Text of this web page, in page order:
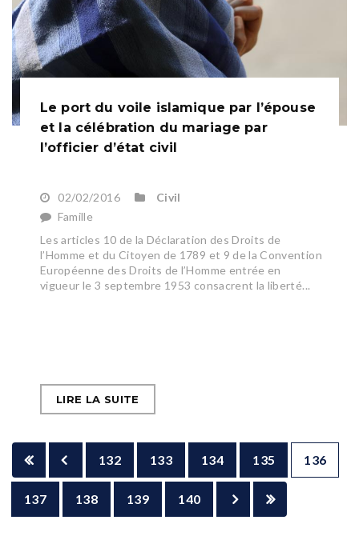
Le port du voile islamique par l’épouse
et la célébration du mariage par
l’officier d’état civil
02/02/2016
Civil
Famille
Les articles 10 de la Déclaration des Droits de
l’Homme et du Citoyen de 1789 et 9 de la Convention
Européenne des Droits de l’Homme entrée en
vigueur le 3 septembre 1953 consacrent la liberté...
LIRE LA SUITE
132 133 134 135 136
137 138 139 140